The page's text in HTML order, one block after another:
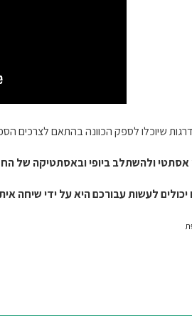
שיוכלו לספק הכוונה בהתאם לצרכים
אסתטי ולהשתלב ביופי ובאסתטיקה של
לעשות עבורכם היא על ידי שיחה